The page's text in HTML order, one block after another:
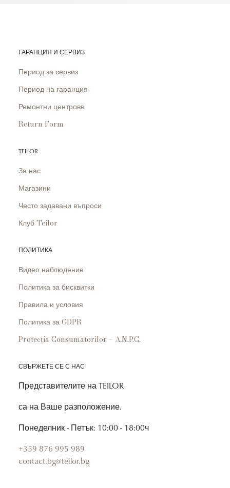
ГАРАНЦИЯ И СЕРВИЗ
Период за сервиз
Период на гаранция
Ремонтни центрове
Return Form
TEILOR
За нас
Магазини
Често задавани въпроси
Клуб Teilor
ПОЛИТИКА
Видео наблюдение
Политика за бисквитки
Правила и условия
Политика за GDPR
Protecția Consumatorilor – A.N.P.C.
СВЪРЖЕТЕ СЕ С НАС
Представителите на TEILOR
са на Ваше разположение.
Понеделник - Петък: 10:00 - 18:00ч
+359 876 995 989
contact.bg@teilor.bg